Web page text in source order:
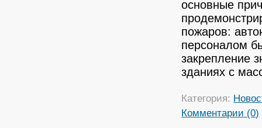
основные
пожаров:
персоналом
закрепление
зданиях с
Категория:
Комментарии (0)